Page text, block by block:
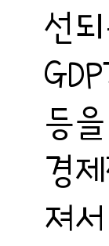
선
등
경
져